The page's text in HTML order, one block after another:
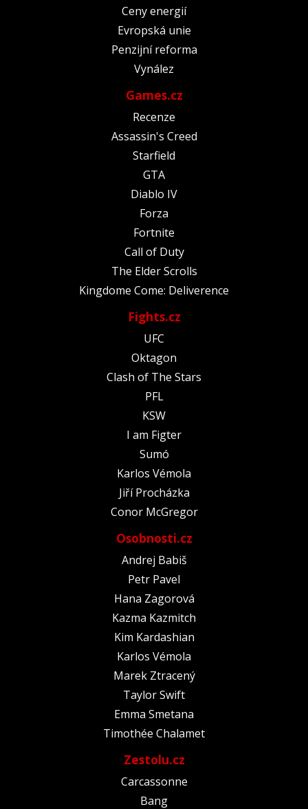
Ceny energií
Evropská unie
Penzijní reforma
Vynález
Games.cz
Recenze
Assassin's Creed
Starfield
GTA
Diablo IV
Forza
Fortnite
Call of Duty
The Elder Scrolls
Kingdome Come: Deliverence
Fights.cz
UFC
Oktagon
Clash of The Stars
PFL
KSW
I am Figter
Sumó
Karlos Vémola
Jiří Procházka
Conor McGregor
Osobnosti.cz
Andrej Babiš
Petr Pavel
Hana Zagorová
Kazma Kazmitch
Kim Kardashian
Karlos Vémola
Marek Ztracený
Taylor Swift
Emma Smetana
Timothée Chalamet
Zestolu.cz
Carcassonne
Bang